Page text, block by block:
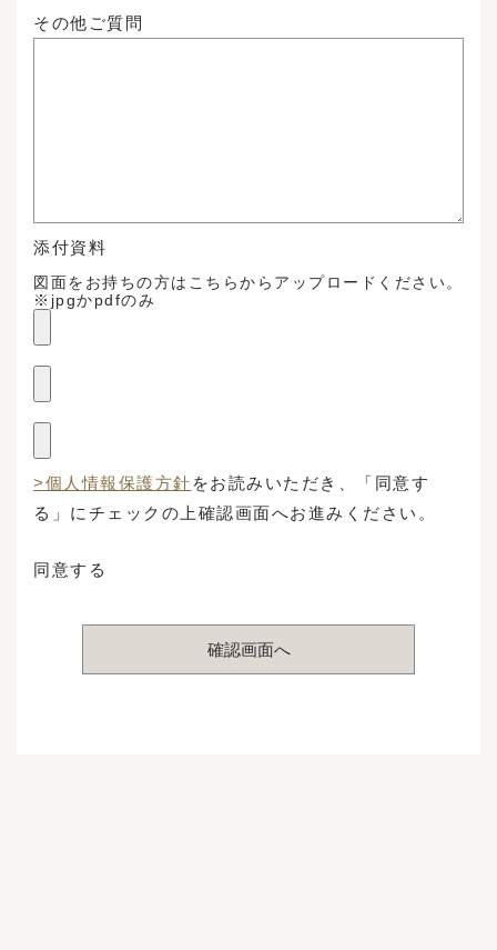
その他ご質問
添付資料
図面をお持ちの方はこちらからアップロードください。
※jpgかpdfのみ
>個人情報保護方針 をお読みいただき、「同意す
る」にチェックの上確認画面へお進みください。
同意する